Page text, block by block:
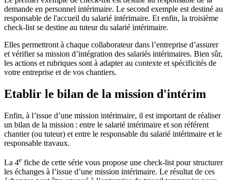
demande en personnel intérimaire. Le second exemple est destiné au
responsable de l'accueil du salarié intérimaire. Et enfin, la troisième
check-list se destine au tuteur du salarié intérimaire.
Elles permettront à chaque collaborateur dans l’entreprise d’assurer
et vérifier sa mission d’intégration des salariés intérimaires. Bien sûr,
les actions et rubriques sont à adapter au contexte et spécificités de
votre entreprise et de vos chantiers.
Etablir le bilan de la mission d'intérim
Enfin, à l’issue d’une mission intérimaire, il est important de réaliser
un bilan de la mission : entre le salarié intérimaire et son référent
chantier (ou tuteur) et entre le responsable du salarié intérimaire et le
responsable travaux.
La 4e fiche de cette série vous propose une check-list pour structurer
les échanges à l’issue d’une mission intérimaire. Le résultat de ces